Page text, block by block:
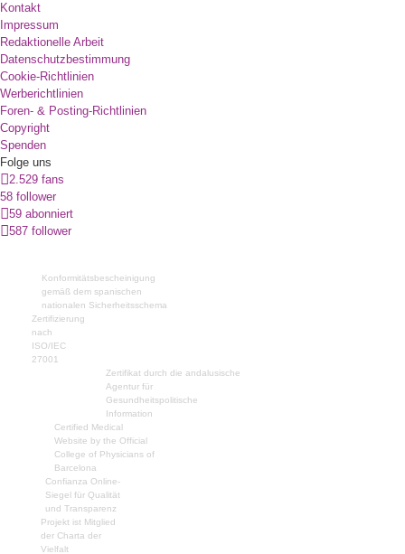
Kontakt
Impressum
Redaktionelle Arbeit
Datenschutzbestimmung
Cookie-Richtlinien
Werberichtlinien
Foren- & Posting-Richtlinien
Copyright
Spenden
Folge uns
2.529 fans
58 follower
59 abonniert
587 follower
Konformitätsbescheinigung
gemäß dem spanischen
nationalen Sicherheitsschema
Zertifizierung
nach
ISO/IEC
27001
Zertifikat durch die andalusische
Agentur für
Gesundheitspolitische
Information
Certified Medical
Website by the Official
College of Physicians of
Barcelona
Confianza Online-
Siegel für Qualität
und Transparenz
Projekt ist Mitglied
der Charta der
Vielfalt